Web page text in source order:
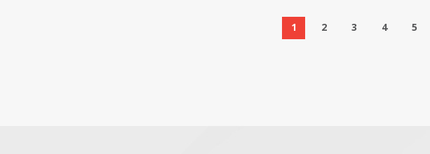
1 2 3 4 5